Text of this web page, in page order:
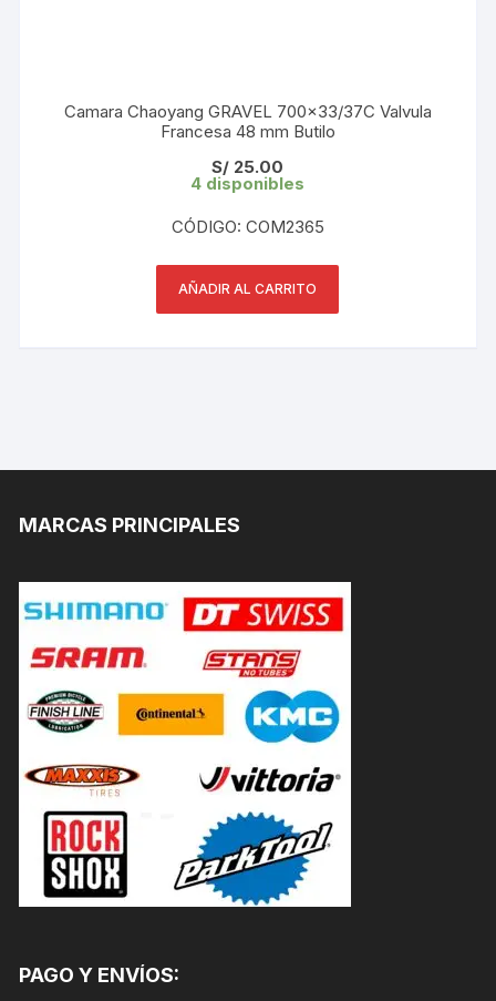
Camara Chaoyang GRAVEL 700×33/37C Valvula
Francesa 48 mm Butilo
S/ 25.00
4 disponibles
CÓDIGO: COM2365
AÑADIR AL CARRITO
MARCAS PRINCIPALES
PAGO Y ENVÍOS: